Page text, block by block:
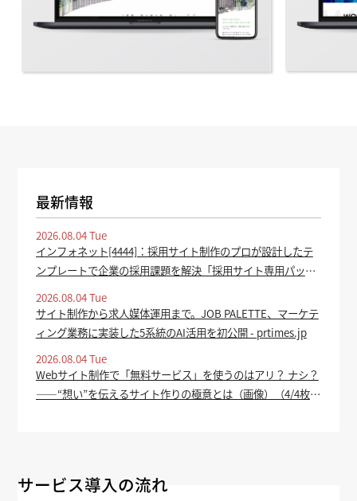
最新情報
2026.08.04 Tue
インフォネット[4444]：採用サイト制作のプロが設計したテ
ンプレートで企業の採用課題を解決「採用サイト専用パッケ
DIGITAL - 日本経済新聞
2026.08.04 Tue
サイト制作から求人媒体運用まで。JOB PALETTE、マーケテ
ィング業務に実装した5系統のAI活用を初公開 - prtimes.jp
2026.08.04 Tue
Webサイト制作で「無料サービス」を使うのはアリ？ ナシ？
――“想い”を伝えるサイト作りの極意とは（画像）（4/4枚
サービス導入の流れ